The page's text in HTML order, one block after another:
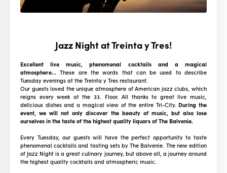
Jazz Night at Treinta y Tres!
Excellent live music, phenomenal cocktails and a magical
atmosphere… These are the words that can be used to describe
Tuesday evenings at the Treinta y Tres restaurant.
Our guests loved the unique atmosphere of American jazz clubs, which
reigns every week at the 33. Floor. All thanks to great live music,
delicious dishes and a magical view of the entire Tri-City. During the
event, we will not only discover the beauty of music, but also lose
ourselves in the taste of the highest quality liquors of The Balvenie.
Every Tuesday, our guests will have the perfect opportunity to taste
phenomenal cocktails and tasting sets by The Balvenie. The new edition
of Jazz Night is a great culinary journey, but above all, a journey around
the highest quality cocktails and atmospheric music.